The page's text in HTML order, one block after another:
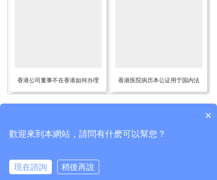
香港公司董事不在香港如何办理
公证用于在深圳设立外商投资企
香港医院病历本公证用于国内法
院诉讼作为证据使用
Copyright © 2015-2026 香港律师公证网 版权所有
热线：
0755-21036462
×
歡迎來到本網站，請問有什麽可以幫您？
現在諮詢 稍後再說